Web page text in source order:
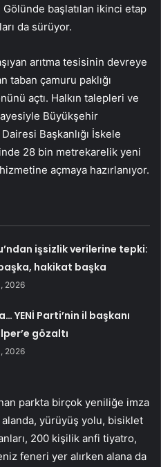
Gölünde başlatılan ikinci etap
da sürüyor.
arıtma tesisinin devreye
taban çamuru paklığı
açtı. Halkın talepleri ve
Büyükşehir
Başkanlığı İskele
28 bin metrekarelik yeni
açmaya hazırlanıyor.
işsizlik verilerine tepki:
hakikat başka
2026
YENİ Parti’nin il başkanı
gözaltı
2026
parkta birçok yeniliğe imza
yürüyüş yolu, bisiklet
200 kişilik anfi tiyatro,
feneri yer alırken alana da